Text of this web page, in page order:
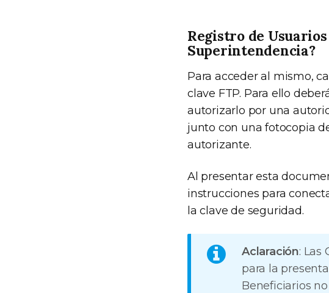
Registro de Usuarios
Superintendencia?
Para acceder al mismo,
clave FTP. Para ello
autorizarlo por una
junto con una fotocopia
autorizante.
Al presentar esta
instrucciones para
la clave de seguridad.
Aclaración: Las
para la
Beneficiarios